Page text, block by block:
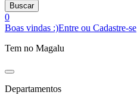
Buscar
0
Boas vindas :)Entre ou Cadastre-se
Tem no Magalu
Departamentos